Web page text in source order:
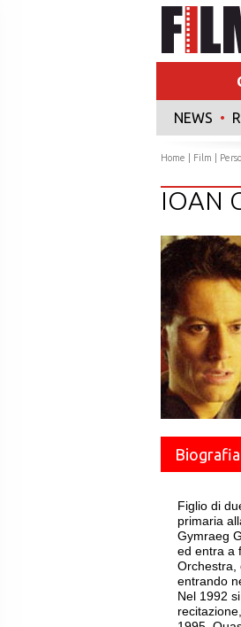
NEWS •
Home Film |
IOAN
Biografia
Figlio di
primaria
Gymraeg
ed entra a
Orchestra,
entrando
Nel 1992